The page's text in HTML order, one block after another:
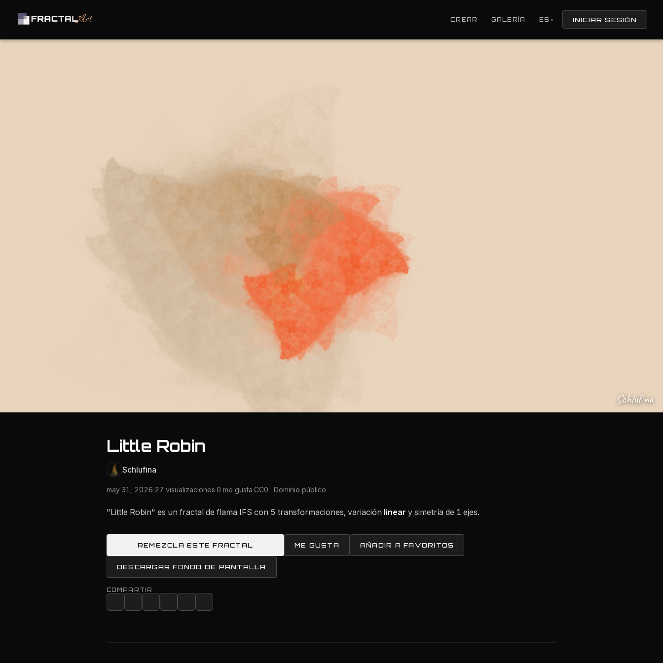
CREAR GALERÍA ES ▼ INICIAR SESIÓN
Schlufina
Little Robin
Schlufina
may 31, 2026·27 visualizaciones·0 me gusta·CC0 · Dominio público
"Little Robin" es un fractal de flama IFS con 5 transformaciones, variación linear y simetría de 1 ejes.
REMEZCLA ESTE FRACTAL ME GUSTA AÑADIR A FAVORITOS
DESCARGAR FONDO DE PANTALLA
COMPARTIR